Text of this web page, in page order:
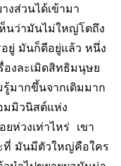
งส่วนได้เข้ามา
นว่ามันไม่ใหญ่โตถึง
ยู่ มันก็ดีอยู่แล้ว หนึ่ง
องละเมิดสิทธิมนุษย
มากขึ้นจากเดิมมาก
มมิวนิสต์แห่ง
ยห่วงเท่าไหร่ เขา
ที่ มันมีตัวใหญ่คือใคร